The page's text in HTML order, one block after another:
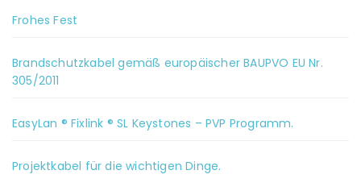
Frohes Fest
Brandschutzkabel gemäß europäischer BAUPVO EU Nr.
305/2011
EasyLan ® Fixlink ® SL Keystones – PVP Programm.
Projektkabel für die wichtigen Dinge.